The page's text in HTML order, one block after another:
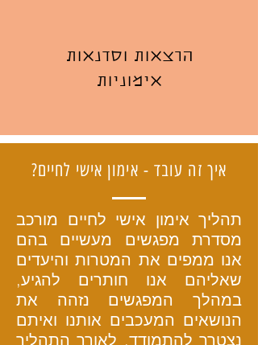
הרצאות וסדנאות
אימוניות
איך זה עובד - אימון אישי לחיים?
תהליך אימון אישי לחיים מורכב
מסדרת מפגשים מעשיים בהם
אנו ממפים את המטרות והיעדים
שאליהם אנו חותרים להגיע,
במהלך המפגשים נזהה את
הנושאים המעכבים אותנו ואיתם
נצטרך להתמודד. לאורך התהליך